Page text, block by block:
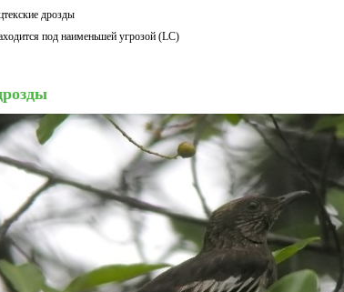
дрозды
под наименьшей угрозой (LC)